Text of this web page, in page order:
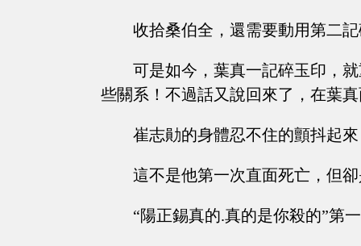
收拾桑伯全，還需要動用第二
可是如今，葉真一記碎玉印，
些關系！不過話又說回來了，在葉
崔志勛的身體忍不住的顫抖起
這不是他第一次直面死亡，但
“陽正錫真的.真的是你殺的”第